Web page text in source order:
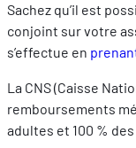
Sachez qu’il est
conjoint sur votre
s’effectue en
La CNS (Caisse
remboursements
adultes et 100 %